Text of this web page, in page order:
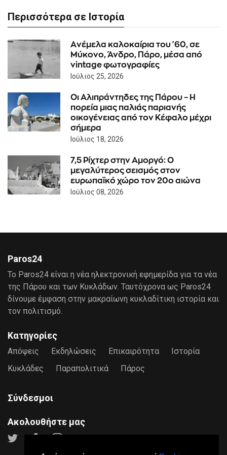
Περισσότερα σε Ιστορία
Aνέμελα καλοκαίρια του '60, σε
Μύκονο, Άνδρο, Πάρο, μέσα από
vintage φωτογραφίες
Ιούλιος 25, 2026
Οι Αλιπράντηδες της Πάρου – Η
πορεία μιας παλιάς παριανής
οικογένειας από τον Κέφαλο μέχρι
σήμερα
Ιούλιος 18, 2026
7,5 Ρίχτερ στην Αμοργό: Ο
μεγαλύτερος σεισμός στον
ευρωπαϊκό χώρο τον 20ο αιώνα
Ιούλιος 08, 2026
Paros24
Το Paros24 είναι η νέα ηλεκτρονική εφημερίδα για τα νέα
της Πάρου και των Κυκλάδων. Ταυτόχρονα ως Paros24
δίνουμε έμφαση στην μακραίωνη κυκλαδίτικη ιστορία και
τον πολιτισμό.
Κατηγορίες
Απόψεις Εκδηλώσεις Επικαιρότητα
Ιστορία
Κυκλάδες
Παραπολιτικά Πάρος
Σύνδεσμοι
Ακολουθήστε μας